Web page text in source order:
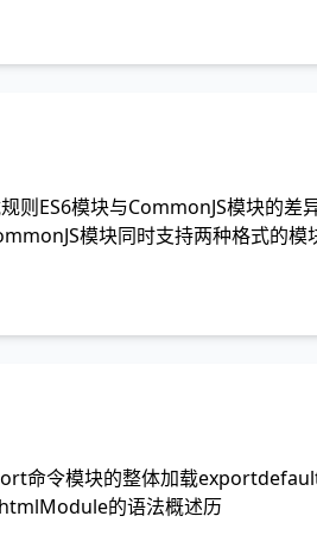
则ES6模块与CommonJS模块
模块同时支持两种格式的模
命令模块的整体加载
的语法概述历